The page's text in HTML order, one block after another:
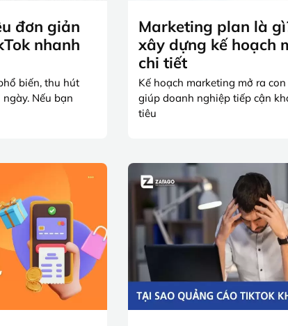
đơn giản
nhanh
biến, thu hút
Nếu bạn
Marketing plan là
xây dựng kế hoạch
chi tiết
Kế hoạch marketing mở ra
giúp doanh nghiệp tiếp cận
tiêu